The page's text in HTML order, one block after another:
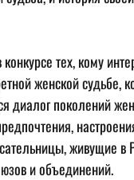
тех, кому
женской
диалог поколений
живущие
и объединений.